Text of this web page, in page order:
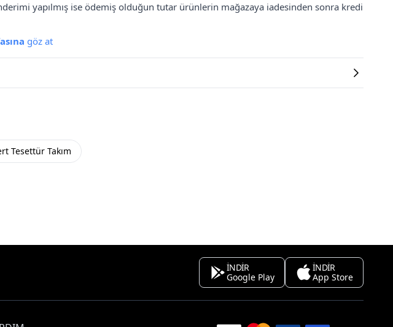
yapılmış ise ödemiş olduğun tutar ürünlerin mağazaya iadesinden sonra kredi
göz at
Tesettür Takım
İNDİR
Google Play
İNDİR
App Store